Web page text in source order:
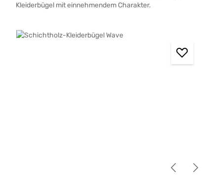
Kleiderbügel mit einnehmendem Charakter.
Bildergalerie überspringen